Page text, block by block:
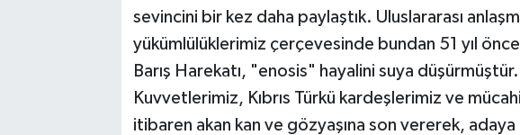
sevincini bir kez daha paylaştık. Uluslararası
yükümlülüklerimiz çerçevesinde bundan 51 yıl
Barış Harekatı, "enosis" hayalini suya düşürmüştür.
Kuvvetlerimiz, Kıbrıs Türkü kardeşlerimiz ve
itibaren akan kan ve gözyaşına son vererek,